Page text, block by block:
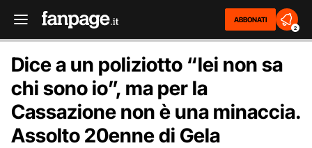
ABBONATI
2
Dice a un poliziotto “lei non sa
chi sono io”, ma per la
Cassazione non è una minaccia.
Assolto 20enne di Gela